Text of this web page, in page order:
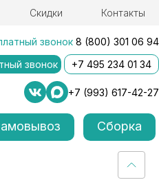
Скидки Контакты
звонок 8 (800) 301 06 94
звонок
+7 495 234 01 34
+7 (993) 617-42-27
Сборка